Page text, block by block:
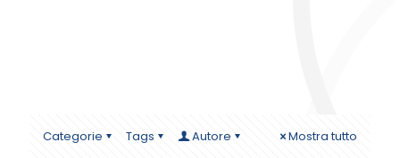
Categorie Tags Autore Mostra tutto